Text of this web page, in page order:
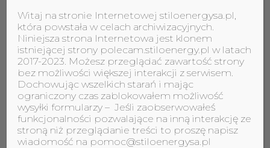
Witaj na stronie Internetowej stiloenergysa.pl,
która powstała w celach archiwizacyjnych.
Niniejsza strona Internetowa jest klonem
istniejącej strony polecam.stiloenergy.pl w latach
2017-2023. Możesz przeglądać zawartość strony
bez możliwości większej interakcji z serwisem.
Dochowując wszelkich starań i mając
ograniczony czas zablokowałem możliwość
wysyłki formularzy – Jeśli zaobserwowałeś
funkcjonalności pozwalające na inną interakcję ze
stroną niż przeglądanie treści to proszę napisz
wiadomość na pomoc@stiloenergysa.pl